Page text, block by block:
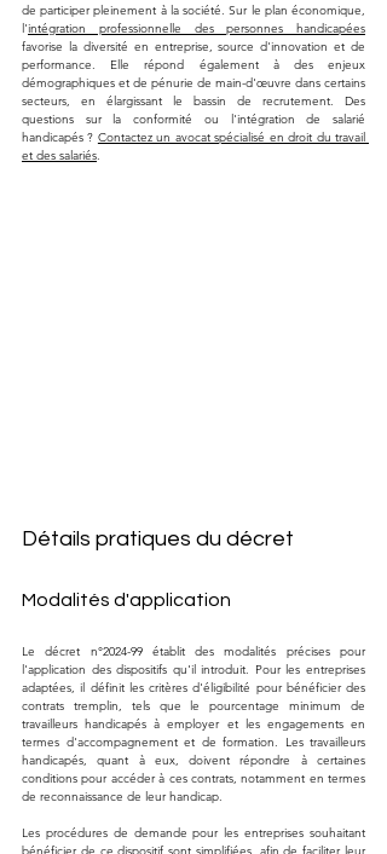
de participer pleinement à la société. Sur le plan économique,
l'intégration professionnelle des personnes handicapées
favorise la diversité en entreprise, source d'innovation et de
performance. Elle répond également à des enjeux
démographiques et de pénurie de main-d'œuvre dans certains
secteurs, en élargissant le bassin de recrutement. Des
questions sur la conformité ou l'intégration de salarié
handicapés ? Contactez un avocat spécialisé en droit du travail
et des salariés.
Détails pratiques du décret
Modalités d'application
Le décret n°2024-99 établit des modalités précises pour
l'application des dispositifs qu'il introduit. Pour les entreprises
adaptées, il définit les critères d'éligibilité pour bénéficier des
contrats tremplin, tels que le pourcentage minimum de
travailleurs handicapés à employer et les engagements en
termes d'accompagnement et de formation. Les travailleurs
handicapés, quant à eux, doivent répondre à certaines
conditions pour accéder à ces contrats, notamment en termes
de reconnaissance de leur handicap.
Les procédures de demande pour les entreprises souhaitant
bénéficier de ce dispositif sont simplifiées, afin de faciliter leur